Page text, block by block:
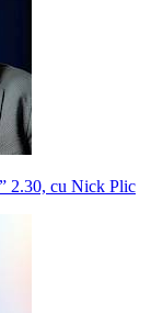
2.30, cu Nick Plic